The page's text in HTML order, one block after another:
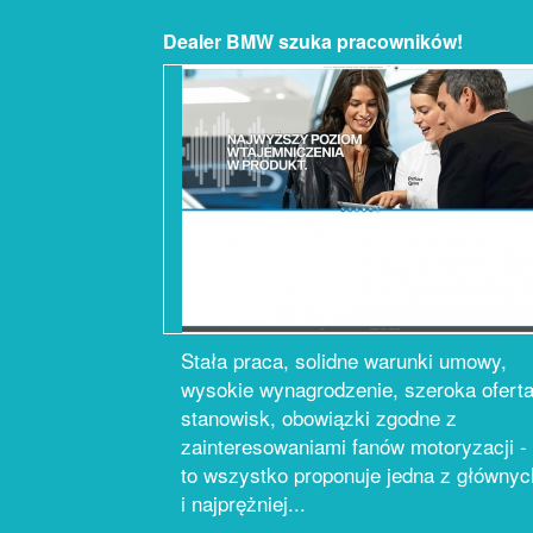
Dealer BMW szuka pracowników!
Stała praca, solidne warunki umowy,
wysokie wynagrodzenie, szeroka oferta
stanowisk, obowiązki zgodne z
zainteresowaniami fanów motoryzacji -
to wszystko proponuje jedna z
i najprężniej...